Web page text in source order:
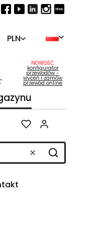
PLN
NOWOŚĆ
konfigurator
przewodów -
wyceń i zamów
przewód online
WyczyśćSzukaj